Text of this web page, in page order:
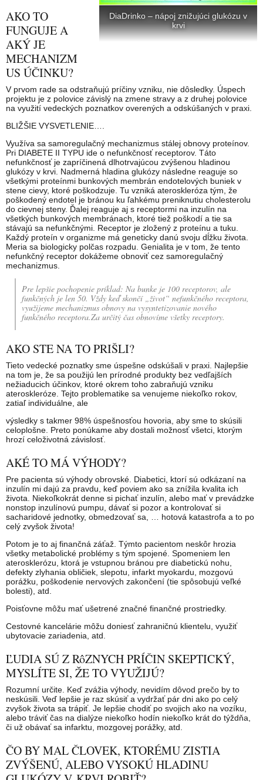
DiaDrinko – nápoj znižujúci glukózu v
krvi
AKO TO
FUNGUJE A
AKÝ JE
MECHANIZM
US ÚČINKU?
V prvom rade sa odstraňujú príčiny vzniku, nie dôsledky. Úspech
projektu je z polovice závislý na zmene stravy a z druhej polovice
na využití vedeckých poznatkov overených a odskúšaných v praxi.
BLIŽŠIE VYSVETLENIE….
Využíva sa samoregulačný mechanizmus stálej obnovy proteínov.
Pri DIABETE II TYPU ide o nefunkčnosť receptorov. Táto
nefunkčnosť je zapríčinená dlhotrvajúcou zvýšenou hladinou
glukózy v krvi. Nadmerná hladina glukózy následne reaguje so
všetkými proteínmi bunkových membrán endotelových buniek v
stene cievy, ktoré poškodzuje. Tu vzniká ateroskleróza tým, že
poškodený endotel je bránou ku ľahkému preniknutiu cholesterolu
do cievnej steny. Ďalej reaguje aj s receptormi na inzulín na
všetkých bunkových membránach, ktoré tiež poškodí a tie sa
stávajú sa nefunkčnými. Receptor je zložený z proteínu a tuku.
Každý proteín v organizme má geneticky danú svoju dĺžku života.
Meria sa biologicky polčas rozpadu. Genialita je v tom, že tento
nefunkčný receptor dokážeme obnoviť cez samoregulačný
mechanizmus.
Pre lepšie pochopenie príklad: Na bunke je 100 receptorov, ale
funkčných je len 50. Vždy keď skončí „život“ nefunkčného receptora,
využijeme mechanizmus obnovy na vysyntetizovanie nového
funkčného receptora.Za určitý čas obnovíme všetky receptory.
AKO STE NA TO PRIŠLI?
Tieto vedecké poznatky sme úspešne odskúšali v praxi. Najlepšie
na tom je, že sa použijú len prírodné produkty bez vedľajších
nežiaducich účinkov, ktoré okrem toho zabraňujú vzniku
ateroskleróze. Tejto problematike sa venujeme niekoľko rokov,
zatiaľ individuálne, ale
výsledky s takmer 98% úspešnosťou hovoria, aby sme to skúsili
celoplošne. Preto ponúkame aby dostali možnosť všetci, ktorým
hrozí celoživotná závislosť.
AKÉ TO MÁ VÝHODY?
Pre pacienta sú výhody obrovské. Diabetici, ktorí sú odkázaní na
inzulín mi dajú za pravdu, keď poviem ako sa znížila kvalita ich
života. Niekoľkokrát denne si pichať inzulín, alebo mať v prevádzke
nonstop inzulínovú pumpu, dávať si pozor a kontrolovať si
sacharidové jednotky, obmedzovať sa, … hotová katastrofa a to po
celý zvyšok života!
Potom je to aj finančná záťaž. Týmto pacientom neskôr hrozia
všetky metabolické problémy s tým spojené. Spomeniem len
aterosklerózu, ktorá je vstupnou bránou pre diabetickú nohu,
defekty zlyhania obličiek, slepotu, infarkt myokardu, mozgovú
porážku, poškodenie nervových zakončení (tie spôsobujú veľké
bolesti), atd.
Poisťovne môžu mať ušetrené značné finančné prostriedky.
Cestovné kancelárie môžu doniesť zahraničnú klientelu, využiť
ubytovacie zariadenia, atd.
ĽUDIA SÚ Z RôZNYCH PRÍČIN SKEPTICKÝ,
MYSLÍTE SI, ŽE TO VYUŽIJÚ?
Rozumní určite. Keď zvážia výhody, nevidím dôvod prečo by to
neskúsili. Veď lepšie je raz skúsiť a vydržať pár dni ako po celý
zvyšok života sa trápiť. Je lepšie chodiť po svojich ako na vozíku,
alebo tráviť čas na dialýze niekoľko hodín niekoľko krát do týždňa,
či už obávať sa infarktu, mozgovej porážky, atd.
ČO BY MAL ČLOVEK, KTORÉMU ZISTIA
ZVÝŠENÚ, ALEBO VYSOKÚ HLADINU